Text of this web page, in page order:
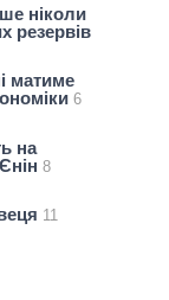
ніколи
резервів
матиме
6
на
8
11